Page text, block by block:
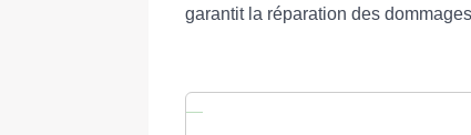
garantit la réparation des